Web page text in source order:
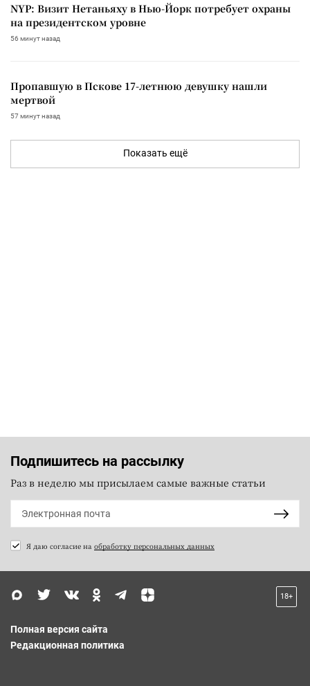
NYP: Визит Нетаньяху в Нью-Йорк потребует охраны
на президентском уровне
56 минут назад
Пропавшую в Пскове 17-летнюю девушку нашли
мертвой
57 минут назад
Показать ещё
Подпишитесь на рассылку
Раз в неделю мы присылаем самые важные статьи
Я даю согласие на обработку персональных данных
18+
Полная версия сайта
Редакционная политика